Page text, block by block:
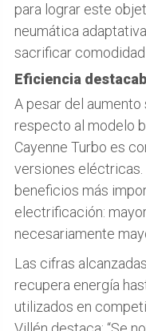
para lograr este
neumática
sacrificar
Eficiencia
A pesar del
respecto al modelo
Cayenne Turbo es
versiones eléctricas.
beneficios más
electrificación:
necesariamente
Las cifras
recupera energía
utilizados en